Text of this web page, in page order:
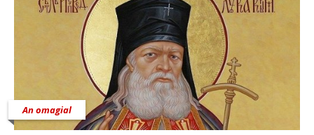
An omagial